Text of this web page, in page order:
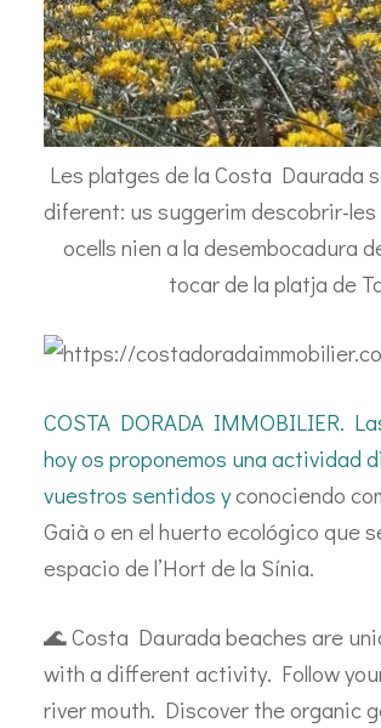
Les platges de la Costa Daurada
diferent: us suggerim descobrir-
ocells nien a la desembocadura
tocar de la platja de
COSTA DORADA IMMOBILIER.
hoy os proponemos una actividad
vuestros sentidos yconociendo
Gaià o en el huerto ecológico que
espacio de l’Hort de la Sínia.
🌊 Costa Daurada beaches are
with a different activity. Follow
river mouth. Discover the organic